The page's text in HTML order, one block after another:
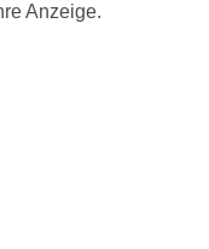
Anzeige.